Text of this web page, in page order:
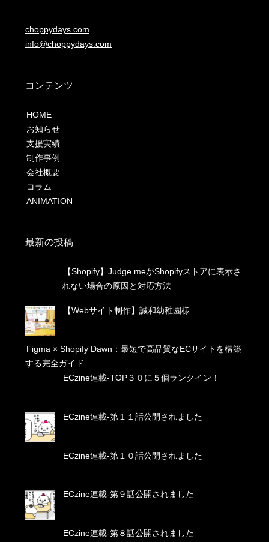
choppydays.com
info@choppydays.com
コンテンツ
HOME
お知らせ
支援実績
制作事例
会社概要
コラム
ANIMATION
最新の投稿
【Shopify】Judge.meがShopifyストアに表示さ
れない場合の原因と対応方法
【Webサイト制作】誠和幼稚園様
Figma × Shopify Dawn：最短で高品質なECサイトを構築
する完全ガイド
ECzine連載-TOP３０に５個ランクイン！
ECzine連載-第１１話公開されました
ECzine連載-第１０話公開されました
ECzine連載-第９話公開されました
ECzine連載-第８話公開されました